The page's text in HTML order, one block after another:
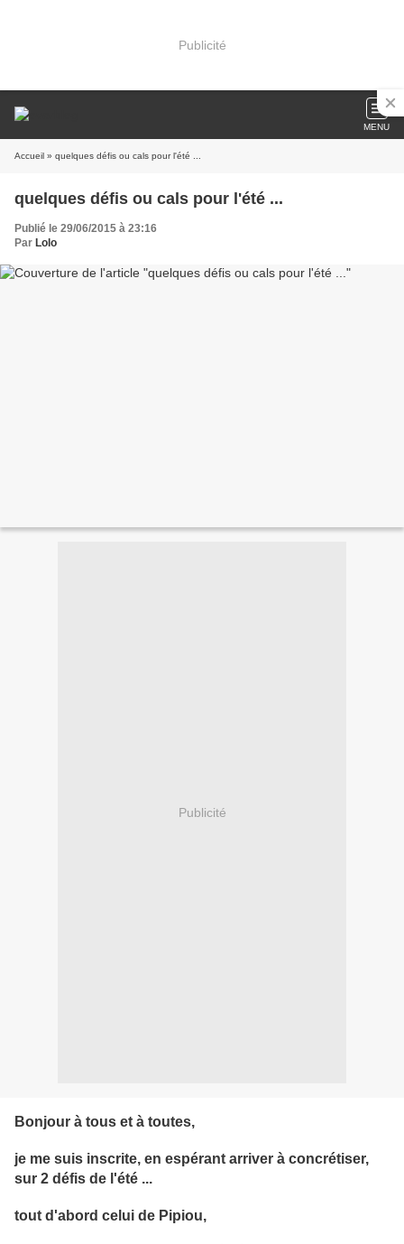
Publicité
MENU
Accueil » quelques défis ou cals pour l'été ...
quelques défis ou cals pour l'été ...
Publié le 29/06/2015 à 23:16
Par Lolo
Publicité
Bonjour à tous et à toutes,
je me suis inscrite, en espérant arriver à concrétiser,
sur 2 défis de l'été ...
tout d'abord celui de Pipiou,